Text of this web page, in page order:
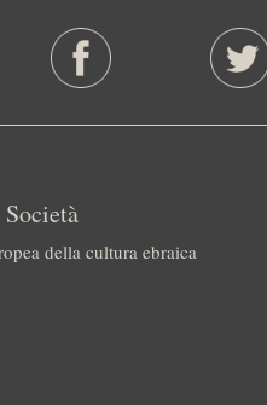
della cultura ebraica